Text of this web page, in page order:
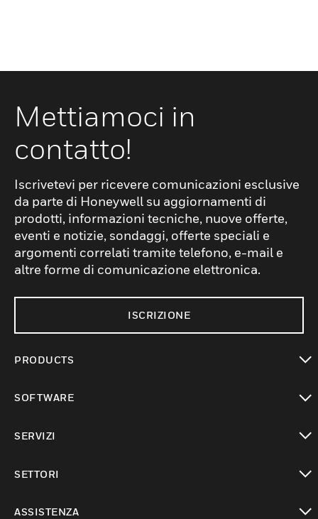
Mettiamoci in
contatto!
Iscrivetevi per ricevere comunicazioni esclusive
da parte di Honeywell su aggiornamenti di
prodotti, informazioni tecniche, nuove offerte,
eventi e notizie, sondaggi, offerte speciali e
argomenti correlati tramite telefono, e-mail e
altre forme di comunicazione elettronica.
ISCRIZIONE
PRODUCTS
SOFTWARE
SERVIZI
SETTORI
ASSISTENZA